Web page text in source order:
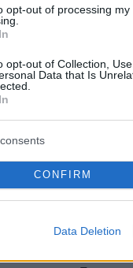
opt-out of processing
opt-out of Collection,
Data that Is
CONFIRM
Data Deletion
το
στο
και δεν
Θα
για το
για τα άλλα
πώς. Λέει ότι